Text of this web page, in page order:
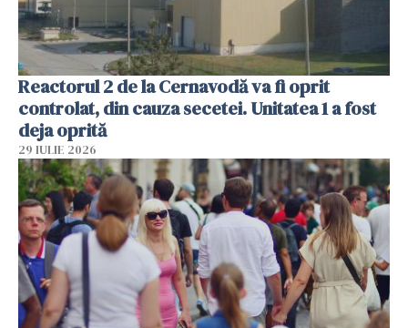
Reactorul 2 de la Cernavodă va fi oprit
controlat, din cauza secetei. Unitatea 1 a fost
deja oprită
29 IULIE 2026